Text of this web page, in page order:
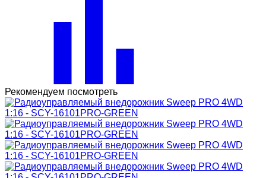
Рекомендуем посмотреть